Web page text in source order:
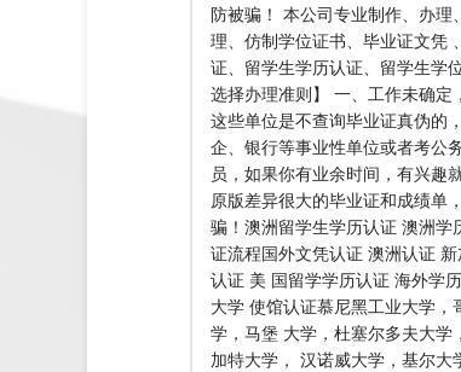
防被骗！ 本公司专业制作、办
理、仿制学位证书、毕业证文凭
证、留学生学历认证、留学生学
选择办理准则】 一、工作未确
这些单位是不查询毕业证真伪的
企、银行等事业性单位或者考公
员，如果你有业余时间，有兴趣
原版差异很大的毕业证和成绩单
骗！澳洲留学生学历认证 澳洲学
证流程国外文凭认证 澳洲认证
认证 美 国留学学历认证 海外学
大学 使馆认证慕尼黑工业大学
学，马堡 大学，杜塞尔多夫大学
加特大学， 汉诺威大学，基尔